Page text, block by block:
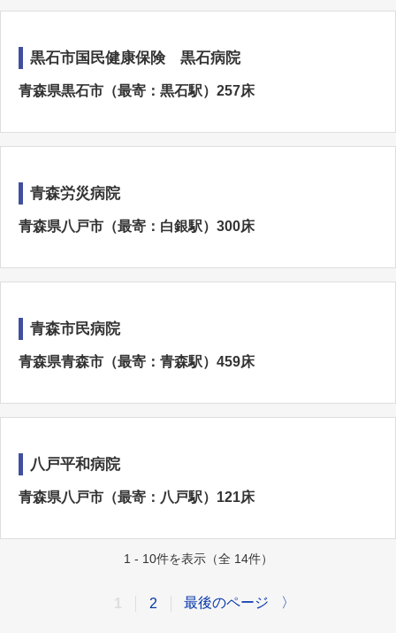
黒石市国民健康保険 黒石病院
青森県黒石市（最寄：黒石駅）257床
青森労災病院
青森県八戸市（最寄：白銀駅）300床
青森市民病院
青森県青森市（最寄：青森駅）459床
八戸平和病院
青森県八戸市（最寄：八戸駅）121床
1 - 10件を表示（全 14件）
2 最後のページ 〉